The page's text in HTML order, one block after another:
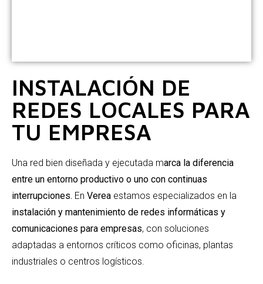
INSTALACIÓN DE
REDES LOCALES PARA
TU EMPRESA
Una red bien diseñada y ejecutada marca la diferencia
entre un entorno productivo o uno con continuas
interrupciones. En Verea estamos especializados en la
instalación y mantenimiento de redes informáticas y
comunicaciones para empresas, con soluciones
adaptadas a entornos críticos como oficinas, plantas
industriales o centros logísticos.